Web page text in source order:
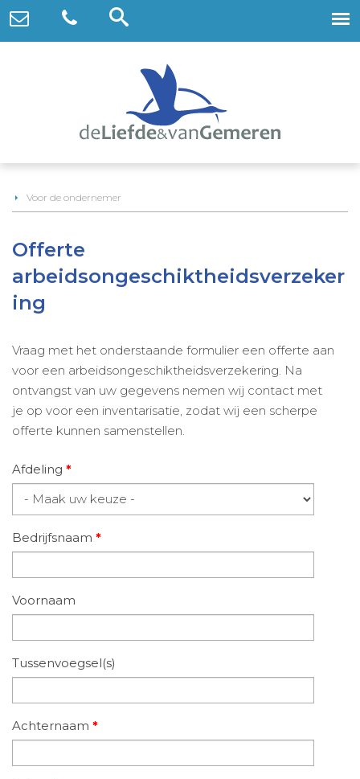
Voor de ondernemer
Offerte
arbeidsongeschiktheidsverzeker
ing
Vraag met het onderstaande formulier een offerte aan
voor een arbeidsongeschiktheidsverzekering. Na
ontvangst van uw gegevens nemen wij contact met
je op voor een inventarisatie, zodat wij een scherpe
offerte kunnen samenstellen.
Afdeling *
Bedrijfsnaam *
Voornaam
Tussenvoegsel(s)
Achternaam *